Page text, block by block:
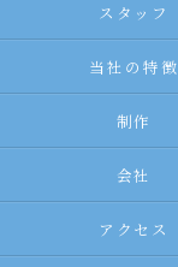
スタッフ
当社の特徴
制作
会社
アクセス